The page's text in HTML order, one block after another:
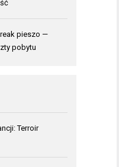
pieszo —
pobytu
Terroir